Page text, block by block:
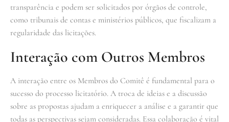
transparência e podem ser solicitados por órgãos de controle,
como tribunais de contas e ministérios públicos, que fiscalizam a
regularidade das licitações.
Interação com Outros Membros
A interação entre os Membros do Comitê é fundamental para o
sucesso do processo licitatório. A troca de ideias e a discussão
sobre as propostas ajudam a enriquecer a análise e a garantir que
todas as perspectivas sejam consideradas. Essa colaboração é vital